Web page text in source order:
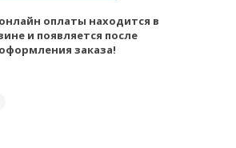
оплаты находится в
и появляется после
оформления заказа!